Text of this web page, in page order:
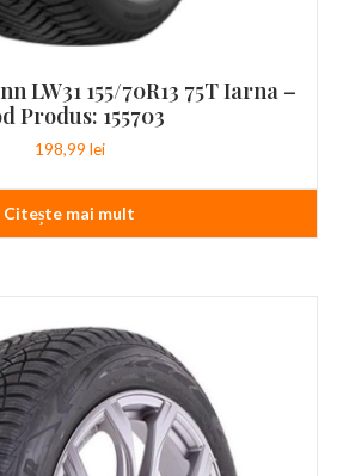
LW31 155/70R13 75T Iarna –
Produs: 155703
198,99 lei
Citește mai mult